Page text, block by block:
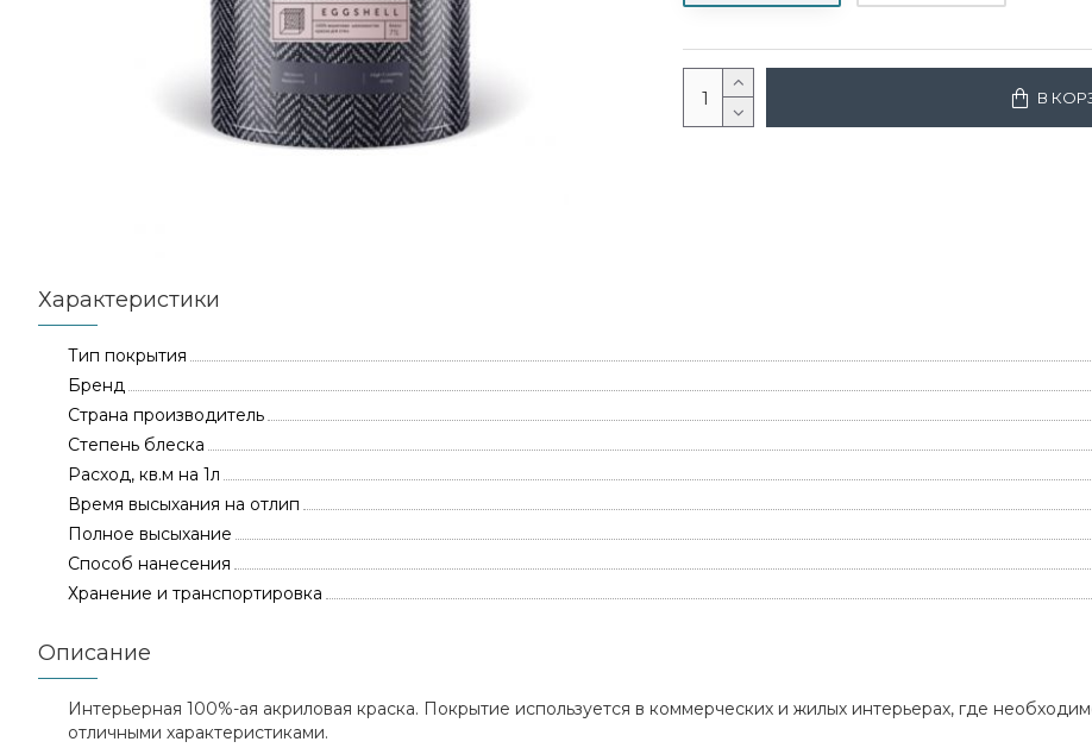
В
Характеристики
Тип покрытия
Бренд
Страна производитель
Степень блеска
Расход, кв.м на 1л
Время высыхания на отлип
Полное высыхание
Способ нанесения
Хранение и транспортировка
Описание
Интерьерная 100%-ая акриловая краска. Покрытие используется в коммерческих и жилых интерьерах, где
отличными характеристиками.